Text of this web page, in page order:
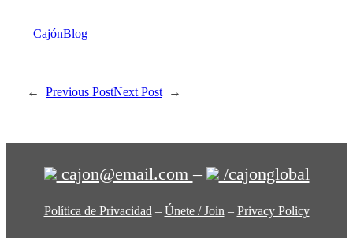
CajónBlog
← Previous PostNext Post →
cajon@email.com– /cajonglobal
Política de Privacidad – Únete / Join – Privacy Policy